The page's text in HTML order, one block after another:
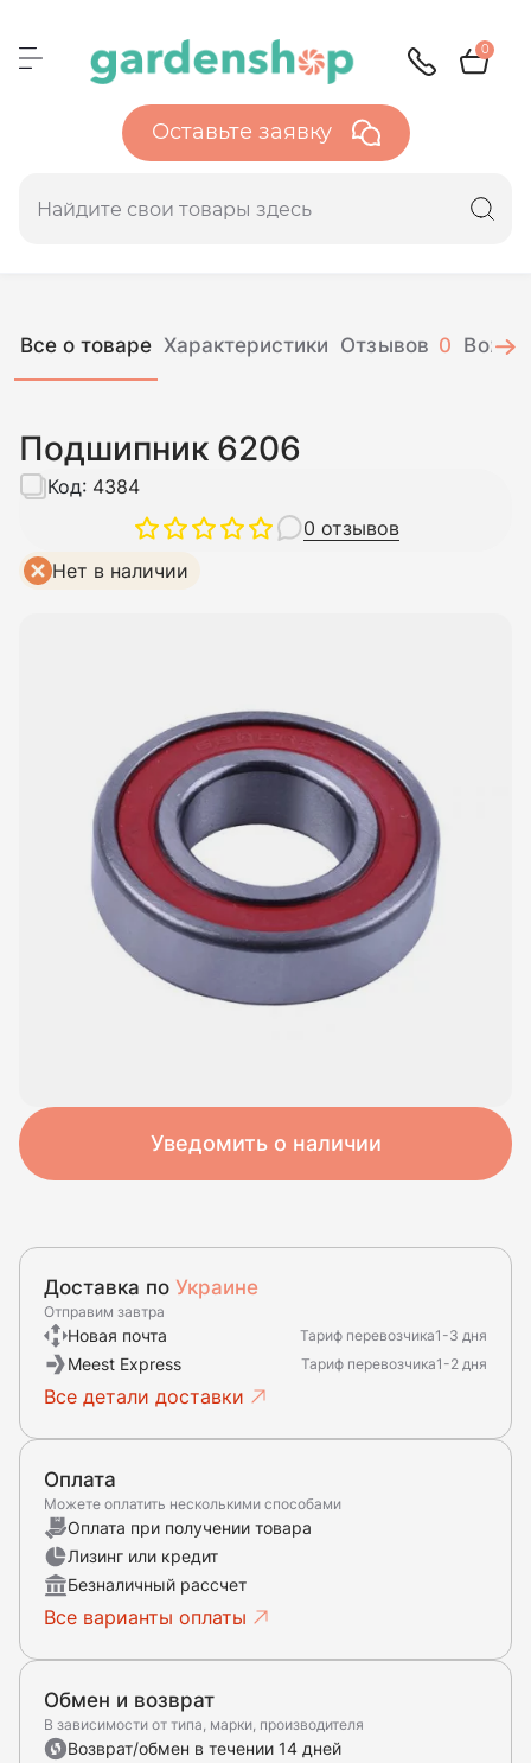
0
Оставьте заявку
Все о товаре Характеристики Отзывов 0
Подшипник 6206
0 отзывов
Код: 4384
Нет в наличии
Уведомить о наличии
Доставка по Украине
Отправим завтра
Новая почта Тариф перевозчика1-3 дня
Meest Express Тариф перевозчика1-2 дня
Все детали доставки
Оплата
Можете оплатить несколькими способами
Оплата при получении товара
Лизинг или кредит
Безналичный рассчет
Все варианты оплаты
Обмен и возврат
В зависимости от типа, марки, производителя
Возврат/обмен в течении 14 дней